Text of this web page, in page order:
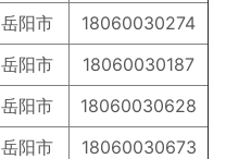
岳阳市
18060030274
岳阳市
18060030187
岳阳市
18060030628
岳阳市
18060030673